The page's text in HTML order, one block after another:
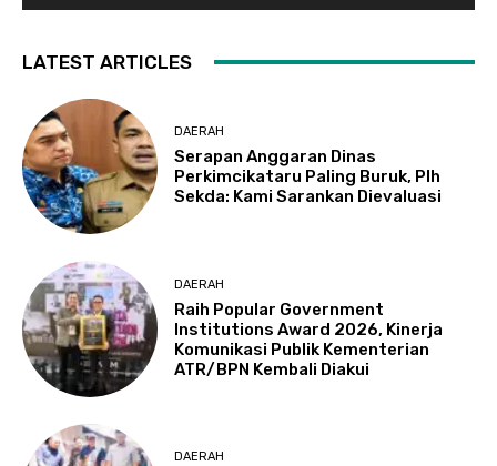
LATEST ARTICLES
DAERAH
Serapan Anggaran Dinas
Perkimcikataru Paling Buruk, Plh
Sekda: Kami Sarankan Dievaluasi
DAERAH
Raih Popular Government
Institutions Award 2026, Kinerja
Komunikasi Publik Kementerian
ATR/BPN Kembali Diakui
DAERAH